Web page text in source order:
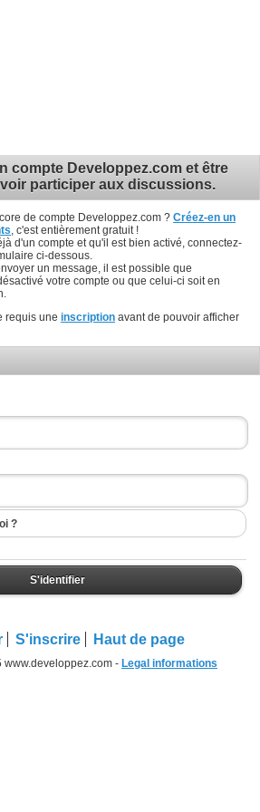
compte Developpez.com et être
participer aux discussions.
de compte Developpez.com ? Créez-en un
, c'est entièrement gratuit !
d'un compte et qu'il est bien activé, connectez-
ci-dessous.
un message, il est possible que
votre compte ou que celui-ci soit en
requis une inscription avant de pouvoir afficher
?
S'identifier
S'inscrire Haut de page
- Legal informations